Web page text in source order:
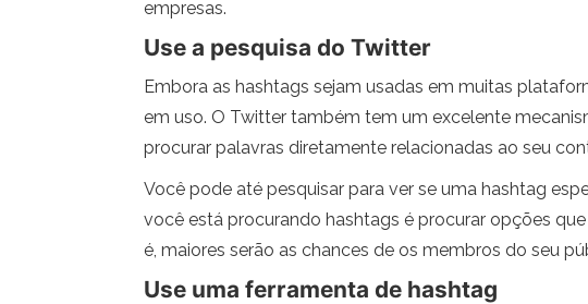
empresas.
Use a pesquisa do Twitter
Embora as hashtags sejam usadas em muitas
em uso. O Twitter também tem um excelente
procurar palavras diretamente relacionadas ao seu
Você pode até pesquisar para ver se uma hashtag
você está procurando hashtags é procurar opções
é, maiores serão as chances de os membros do seu
Use uma ferramenta de hashtag